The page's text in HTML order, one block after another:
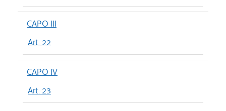
CAPO III
Art. 22
CAPO IV
Art. 23